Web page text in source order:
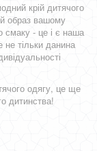
крій дитячого
образ вашому
смаку - це і є наша
не тільки данина
одягу, це ще
дитинства!